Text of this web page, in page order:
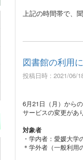
上記の時間帯で、
図書館の利用
投稿日時 : 2021/06/
6月21日（月）から
サービスの変更があ
対象者
・学内者：愛媛大学
＊学外者（一般利用